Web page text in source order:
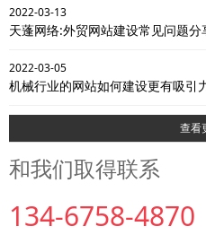
2022-03-13
天蓬网络:外贸网站建设常见问题分
2022-03-05
机械行业的网站如何建设更有吸引
查看
和我们取得联系
134-6758-4870